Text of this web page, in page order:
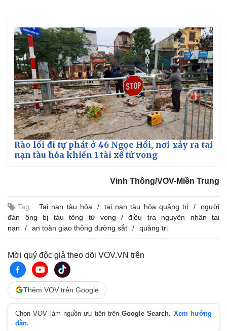
Thế giới
Quan sát
Cuộc sống đó đây
Hồ sơ
E-Magazine
Infographic
Rào lối đi tự phát ở 46 Ngọc Hồi, nơi xảy ra tai
nạn tàu hỏa khiến 1 tài xế tử vong
Vinh Thông/VOV-Miền Trung
Tag: Tai nạn tàu hỏa tai nạn tàu hỏa quảng trị
người
đàn ông bị tàu tông tử vong
điều tra nguyên nhân tai
nạn
an toàn giao thông đường sắt quảng trị
Mời quý độc giả theo dõi VOV.VN trên
Thêm VOV trên Google
Chọn VOV làm nguồn ưu tiên trênGoogle Search
Xem hướng
dẫn.